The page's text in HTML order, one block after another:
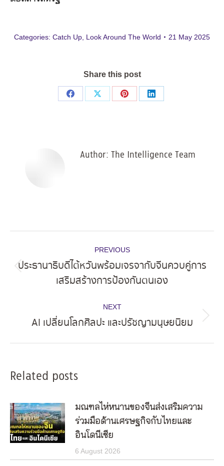
Categories: Catch Up Look Around The World 21 May 2025
Share this post
Share
Share
Share
Share
Author: The Intelligence Team
navigation
PREVIOUS
post:
ประธานาธิบดีไต้หวันพร้อมเจรจากับจีนควบคู่การ
เสริมสร้างการป้องกันตนเอง
NEXT
Next
AI เปลี่ยนโลกศิลปะ และปรัชญามนุษยนิยม
Related posts
มณฑลไห่หนานของจีนส่งเสริมความ
ร่วมมือด้านเศรษฐกิจกับไทยและ
อินโดนีเซีย
6 August 2026